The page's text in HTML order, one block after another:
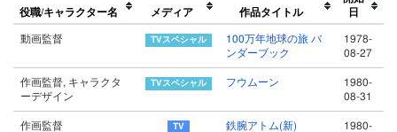
役職/キャラクター名 メディア 作品タイトル
日
動画監督
100万年地球の旅 バ
ンダーブック
1978-
08-27
作画監督, キャラクタ
ーデザイン
フウムーン
1980-
08-31
作画監督 鉄腕アトム(新)
1980-